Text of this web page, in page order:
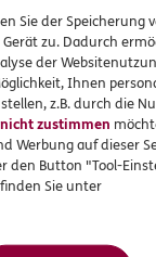
Sie der Speicherung
zu. Dadurch
der
Ihnen
z.B. durch die
nicht zustimmen
Werbung auf dieser
den Button "Tool-
Sie unter